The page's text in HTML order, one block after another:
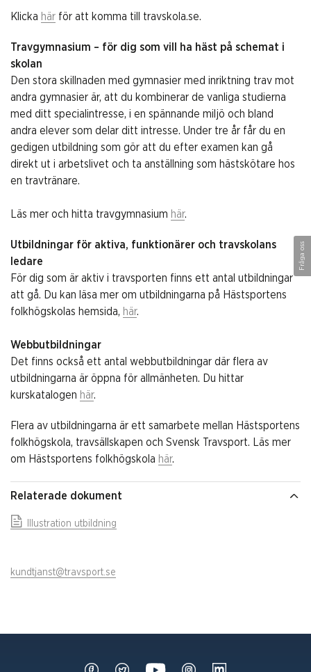
Klicka här för att komma till travskola.se.
Travgymnasium – för dig som vill ha häst på schemat i
skolan
Den stora skillnaden med gymnasier med inriktning trav mot
andra gymnasier är, att du kombinerar de vanliga studierna
med ditt specialintresse, i en spännande miljö och bland
andra elever som delar ditt intresse. Under tre år får du en
gedigen utbildning som gör att du efter examen kan gå
direkt ut i arbetslivet och ta anställning som hästskötare hos
en travtränare.
Läs mer och hitta travgymnasium här.
Utbildningar för aktiva, funktionärer och travskolans
ledare
För dig som är aktiv i travsporten finns ett antal utbildningar
att gå. Du kan läsa mer om utbildningarna på Hästsportens
folkhögskolas hemsida, här.
Webbutbildningar
Det finns också ett antal webbutbildningar där flera av
utbildningarna är öppna för allmänheten. Du hittar
kurskatalogen här.
Flera av utbildningarna är ett samarbete mellan Hästsportens
folkhögskola, travsällskapen och Svensk Travsport. Läs mer
om Hästsportens folkhögskola här.
Relaterade dokument
Illustration utbildning
kundtjanst@travsport.se
Fråga oss